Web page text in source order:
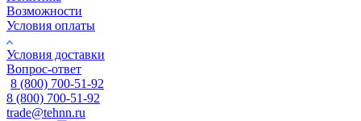
Возможности
Условия оплаты
Условия доставки
Вопрос-ответ
8 (800) 700-51-92
8 (800) 700-51-92
trade@tehnn.ru